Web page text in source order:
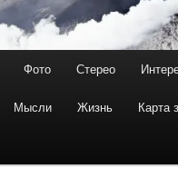
Фото Стерео
Мысли Жизнь Карта